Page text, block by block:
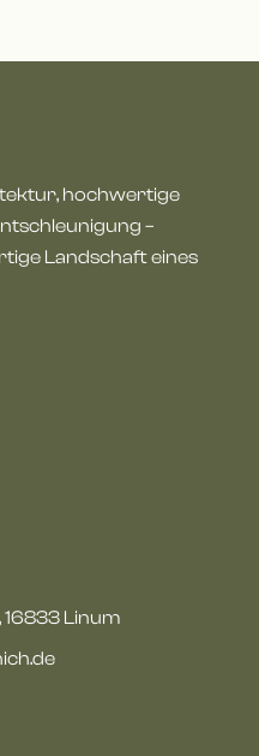
hochwertige
–
Landschaft eines
Linum